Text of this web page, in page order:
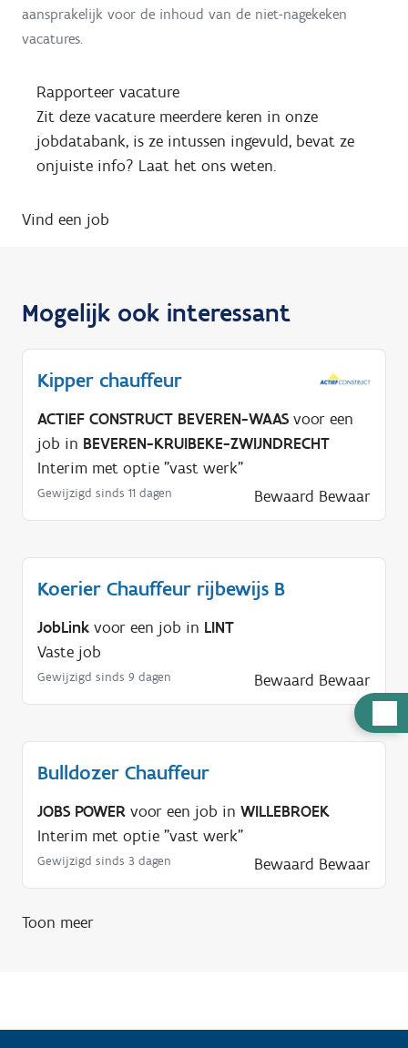
u
d
i
aansprakelijk voor de inhoud van de niet-nagekeken
vacatures.
Rapporteer vacature
Zit deze vacature meerdere keren in onze
jobdatabank, is ze intussen ingevuld, bevat ze
onjuiste info? Laat het ons weten.
Vind een job
Mogelijk ook interessant
Kipper chauffeur
ACTIEF CONSTRUCT BEVEREN-WAAS voor een
job in BEVEREN-KRUIBEKE-ZWIJNDRECHT
Interim met optie "vast werk"
Gewijzigd sinds 11 dagen Bewaard Bewaar
Koerier Chauffeur rijbewijs B
JobLink voor een job in LINT
Vaste job
Gewijzigd sinds 9 dagen Bewaard Bewaar
Bulldozer Chauffeur
JOBS POWER voor een job in WILLEBROEK
Interim met optie "vast werk"
Gewijzigd sinds 3 dagen Bewaard Bewaar
Toon meer